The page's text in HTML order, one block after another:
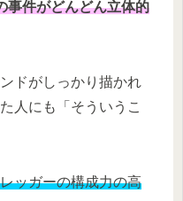
事件がどんどん立体的
ドがしっかり描かれ
人にも「そういうこ
ッガーの構成力の高